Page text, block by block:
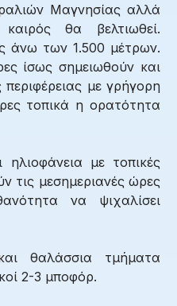
Μαγνησίας αλλά
θα βελτιωθεί.
άνω των 1.500 μέτρων.
ίσως σημειωθούν και
με γρήγορη
τοπικά η ορατότητα
με τοπικές
τις μεσημεριανές ώρες
να ψιχαλίσει
θαλάσσια τμήματα
2-3 μποφόρ.